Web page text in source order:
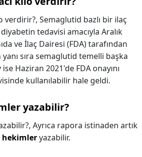
verdirir?, Semaglutid bazlı bir ilaç
tedavisi amacıyla Aralık
ve İlaç Dairesi (FDA) tarafından
sıra semaglutid temelli başka
Haziran 2021'de FDA onayını
kullanılabilir hale geldi.
yazabilir?
Ayrıca rapora istinaden artık
yazabilir.